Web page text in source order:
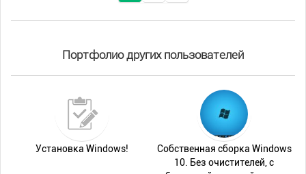
Портфолио других пользователей
Установка Windows!
Собственная сборка Windows
10. Без очистителей, с